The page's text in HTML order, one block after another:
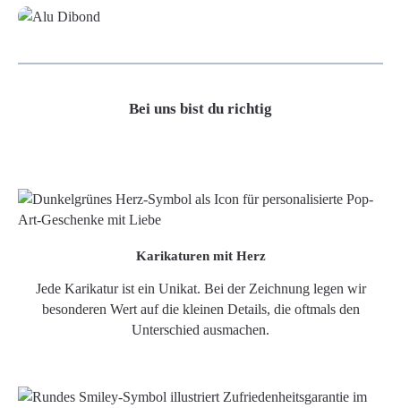
Bei uns bist du richtig
Karikaturen mit Herz
Jede Karikatur ist ein Unikat. Bei der Zeichnung legen wir
besonderen Wert auf die kleinen Details, die oftmals den
Unterschied ausmachen.